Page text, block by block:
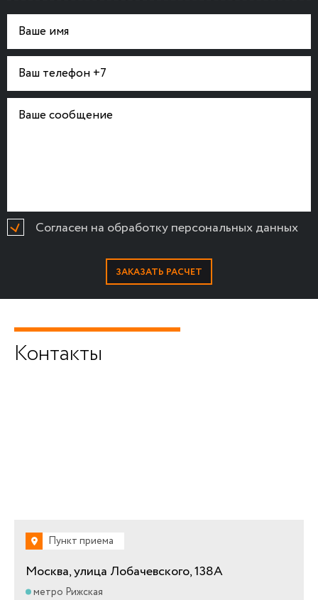
Согласен на обработку персональных данных
Контакты
Пункт приема
Москва, улица Лобачевского, 138А
метро Рижская